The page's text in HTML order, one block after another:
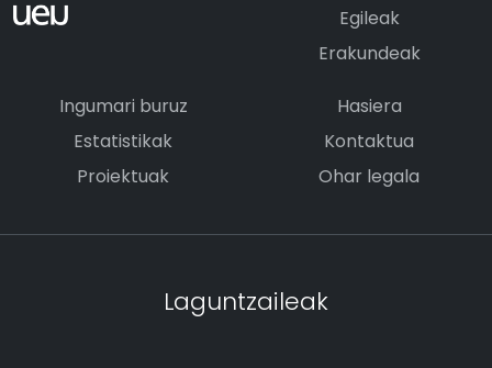
Egileak
Erakundeak
Ingumari buruz
Estatistikak
Proiektuak
Hasiera
Kontaktua
Ohar legala
Laguntzaileak